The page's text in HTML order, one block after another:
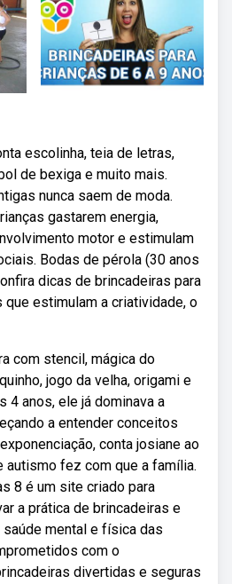
escolinha, teia de letras,
de bexiga e muito mais.
nunca saem de moda.
gastarem energia,
motor e estimulam
Bodas de pérola (30 anos
dicas de brincadeiras para
que estimulam a criatividade, o
com stencil, mágica do
jogo da velha, origami e
4 anos, ele já dominava a
a entender conceitos
conta josiane ao
autismo fez com que a família.
8 é um site criado para
a prática de brincadeiras e
mental e física das
com o
divertidas e seguras